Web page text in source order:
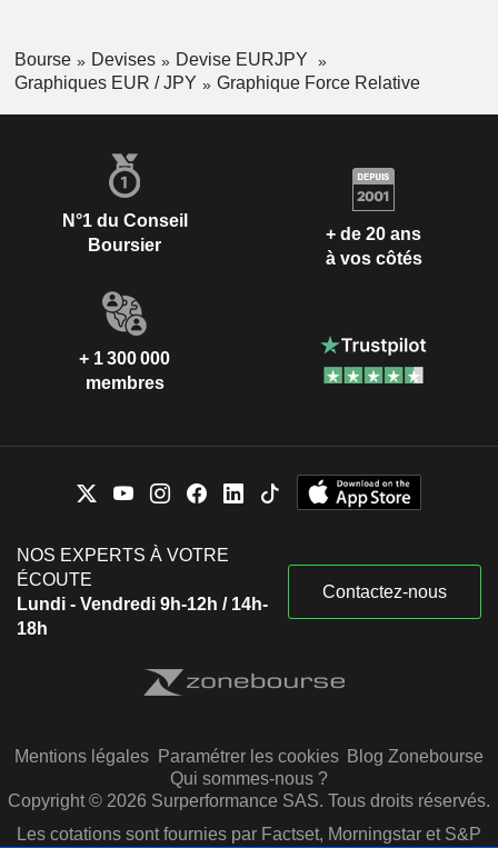
Bourse Devises
Devise EURJPY
Graphiques EUR / JPY
Graphique Force Relative
N°1 du Conseil
Boursier
+ de 20 ans
à vos côtés
+ 1 300 000
membres
NOS EXPERTS À VOTRE
ÉCOUTE
Lundi - Vendredi 9h-12h / 14h-
18h
Contactez-nous
Mentions légales Paramétrer les cookies Blog Zonebourse
Qui sommes-nous ?
Copyright © 2026 Surperformance SAS. Tous droits réservés.
Les cotations sont fournies par Factset, Morningstar et S&P